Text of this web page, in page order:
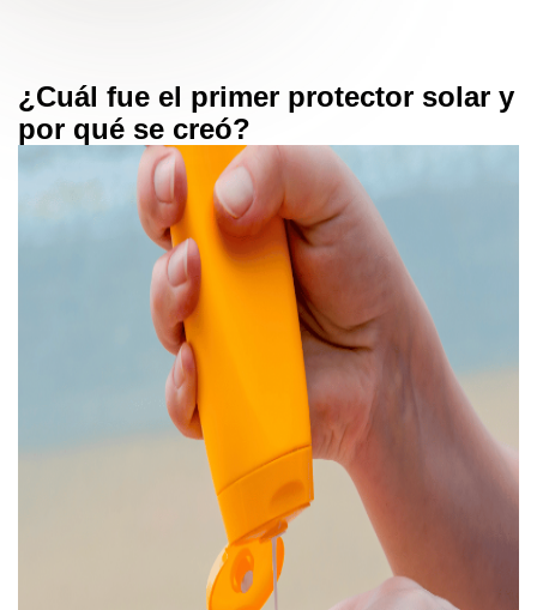
¿Cuál fue el primer protector solar y
por qué se creó?